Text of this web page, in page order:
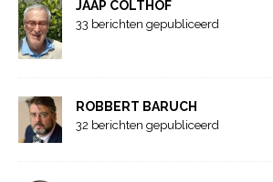
JAAP COLTHOF
33 berichten gepubliceerd
ROBBERT BARUCH
32 berichten gepubliceerd